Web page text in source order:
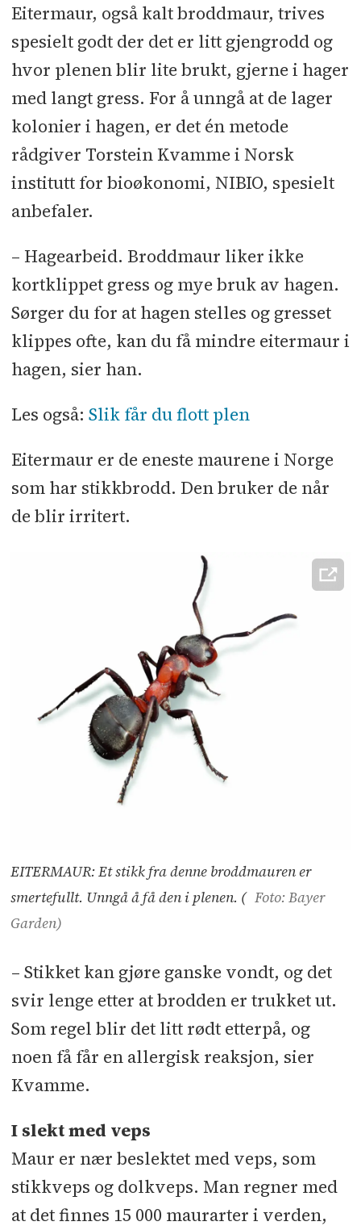
og bruk hagen mye.
- Har mauren kommet inn i huset kan
du anvende bekjempningsmiddel
som spray eller åte. Det mest
effektive er å fjerne kolonier og tue.
Eitermaur, også kalt broddmaur, trives
spesielt godt der det er litt gjengrodd og
hvor plenen blir lite brukt, gjerne i hager
med langt gress. For å unngå at de lager
kolonier i hagen, er det én metode
rådgiver Torstein Kvamme i Norsk
institutt for bioøkonomi, NIBIO, spesielt
anbefaler.
– Hagearbeid. Broddmaur liker ikke
kortklippet gress og mye bruk av hagen.
Sørger du for at hagen stelles og gresset
klippes ofte, kan du få mindre eitermaur i
hagen, sier han.
Les også: Slik får du flott plen
Eitermaur er de eneste maurene i Norge
som har stikkbrodd. Den bruker de når
de blir irritert.
EITERMAUR: Et stikk fra denne broddmauren er
smertefullt. Unngå å få den i plenen. ( Foto: Bayer
Garden)
– Stikket kan gjøre ganske vondt, og det
svir lenge etter at brodden er trukket ut.
Som regel blir det litt rødt etterpå, og
noen få får en allergisk reaksjon, sier
Kvamme.
I slekt med veps
Maur er nær beslektet med veps, som
stikkveps og dolkveps. Man regner med
at det finnes 15 000 maurarter i verden,